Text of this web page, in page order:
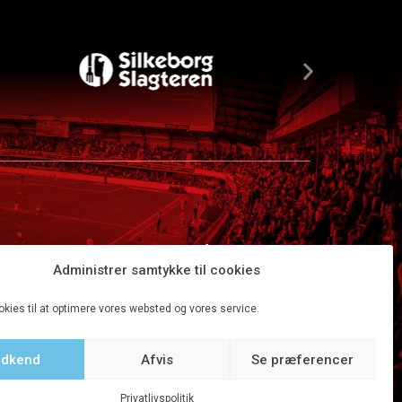
Administrer samtykke til cookies
til at optimere vores websted og vores service.
Afvis Se præferencer
Privatlivspolitik